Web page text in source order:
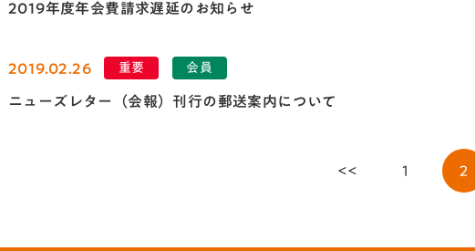
2019年度年会費請求遅延のお知らせ
2019.02.26 重要 会員
ニューズレター（会報）刊行の郵送案内について
<< 1 2